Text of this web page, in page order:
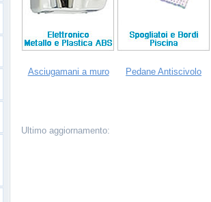
Asciugamani a muro Pedane Antiscivolo
Ultimo aggiornamento: